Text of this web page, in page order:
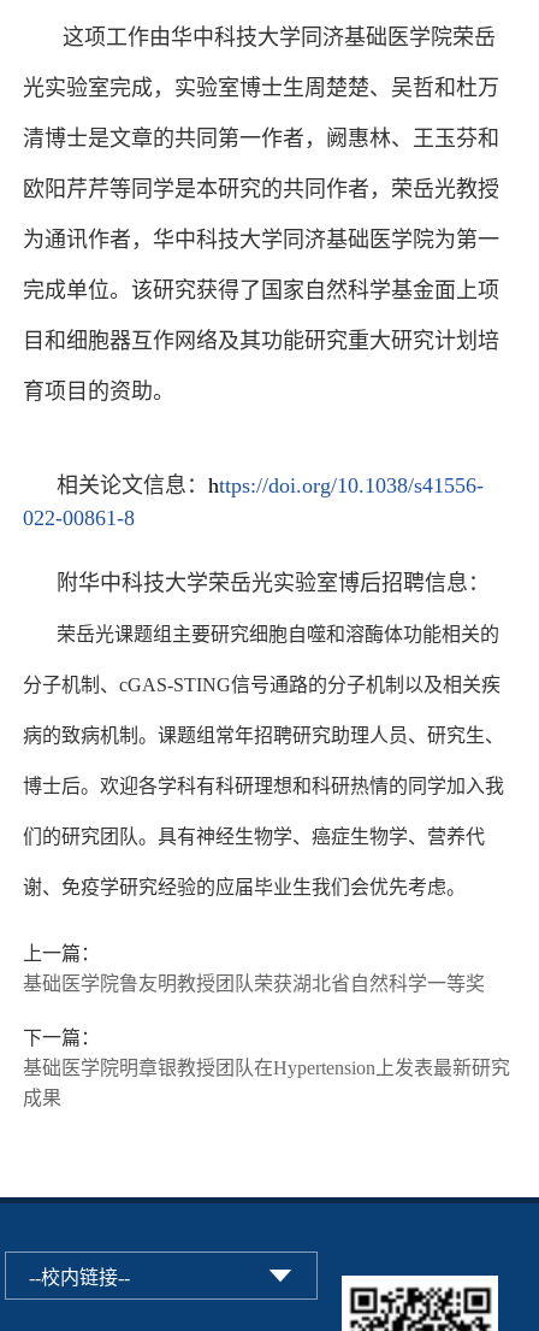
这项工作由华中科技大学同济基础医学院荣岳
光实验室完成，实验室博士生周楚楚、吴哲和杜万
清博士是文章的共同第一作者，阙惠林、王玉芬和
欧阳芹芹等同学是本研究的共同作者，荣岳光教授
为通讯作者，华中科技大学同济基础医学院为第一
完成单位。该研究获得了国家自然科学基金面上项
目和细胞器互作网络及其功能研究重大研究计划培
育项目的资助。
相关论文信息：https://doi.org/10.1038/s41556-
022-00861-8
附华中科技大学荣岳光实验室博后招聘信息：
荣岳光课题组主要研究细胞自噬和溶酶体功能相关的
分子机制、cGAS-STING信号通路的分子机制以及相关疾
病的致病机制。课题组常年招聘研究助理人员、研究生、
博士后。欢迎各学科有科研理想和科研热情的同 学加入我
们的研究团队。具有神经生物学、癌症生物学、营养代
谢、免疫学研究经验的应届毕业生我们会优先考虑。
上一篇：
基础医学院鲁友明教授团队荣获湖北省自然科学一等奖
下一篇：
基础医学院明章银教授团队在Hypertension上发表最新研究
成果